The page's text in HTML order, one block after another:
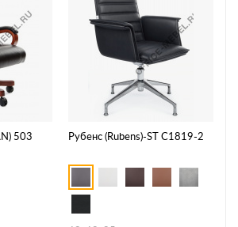
503 Рубенс (Rubens)-ST C1819-2